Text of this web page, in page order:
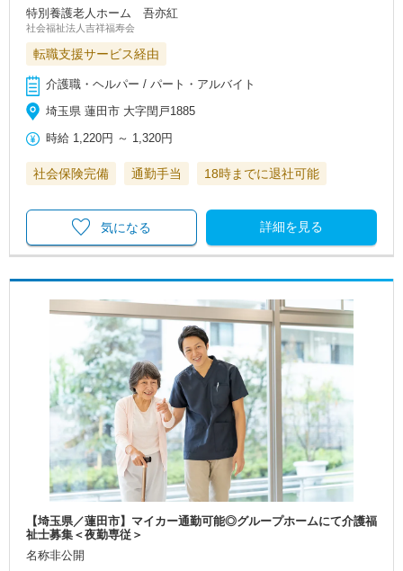
特別養護老人ホーム 吾亦紅
社会福祉法人吉祥福寿会
転職支援サービス経由
介護職・ヘルパー / パート・アルバイト
埼玉県 蓮田市 大字閏戸1885
時給 1,220円 ～ 1,320円
社会保険完備 通勤手当 18時までに退社可能
詳細を見る
気になる
【埼玉県／蓮田市】マイカー通勤可能◎グループホームにて介護福
祉士募集＜夜勤専従＞
名称非公開